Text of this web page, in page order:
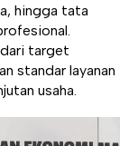
hingga tata
target
standar layanan
usaha.